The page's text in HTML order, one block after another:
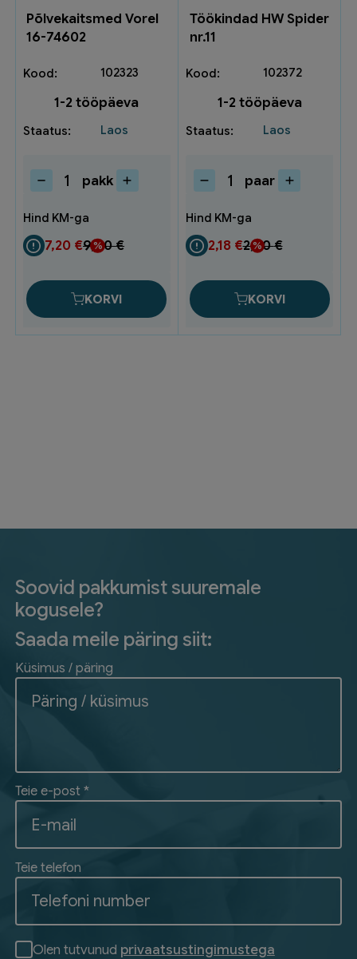
Põlvekaitsmed Vorel
16-74602
102323
1-2 tööpäeva
Laos
Põlvekaitsmed
16-
74602
kogus
pakk
9,60€
7,20 €
KORVI
Töökindad HW Spider
nr.11
102372
1-2 tööpäeva
Laos
Töökindad
Spider
nr.11
kogus
paar
2,90€
2,18 €
KORVI
Soovid pakkumist suuremale
kogusele?
Saada meile päring siit:
Küsimus / päring
Teie e-post *
Teie telefon
Olen tutvunud privaatsustingimustega